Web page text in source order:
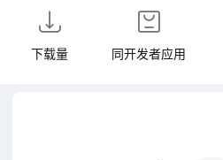
下载量 同开发者应用